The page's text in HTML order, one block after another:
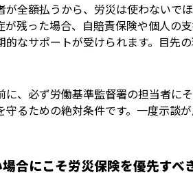
が全額払うから、労災は使わないで
が残った場合、自賠責保険や個人の
的なサポートが受けられます。目先
に、必ず労働基準監督署の担当者に
るための絶対条件です。一度示談
合にこそ労災保険を優先すべ